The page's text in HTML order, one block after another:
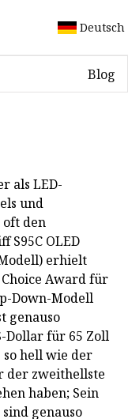
Deutsch
Blog
als LED-
und
den
S95C OLED
erhielt
Award für
Down-Modell
genauso
Dollar für 65 Zoll
hell wie der
der zweithellste
haben; Sein
genauso